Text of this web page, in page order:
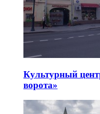
Культурный
ворота»